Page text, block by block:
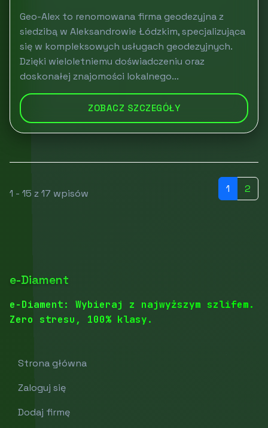
Geo-Alex to renomowana firma geodezyjna z
siedzibą w Aleksandrowie Łódzkim, specjalizująca
się w kompleksowych usługach geodezyjnych.
Dzięki wieloletniemu doświadczeniu oraz
doskonałej znajomości lokalnego...
ZOBACZ SZCZEGÓŁY
1 - 15 z 17 wpisów 1 2
e-Diament
e-Diament: Wybieraj z najwyższym szlifem.
Zero stresu, 100% klasy.
Strona główna
Zaloguj się
Dodaj firmę